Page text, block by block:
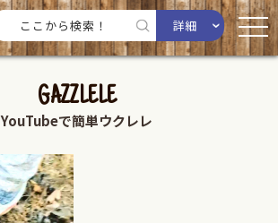
詳細
GAZZLELE
YouTubeで簡単ウクレレ